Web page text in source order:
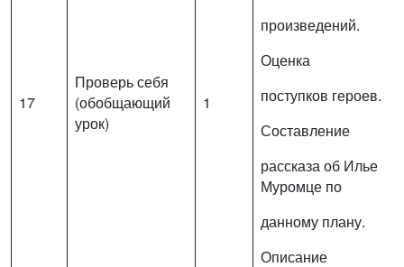
17
Проверь себя
(обобщающий
урок)
1
произведений.
Оценка
поступков героев.
Составление
рассказа об Илье
Муромце по
данному плану.
Описание